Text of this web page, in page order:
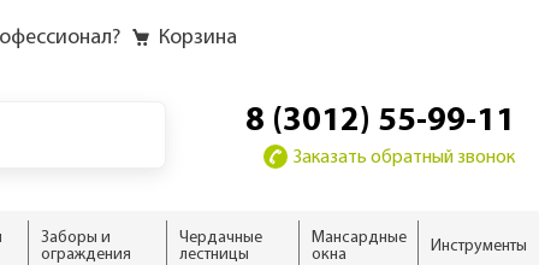
Корзина
8 (3012) 55-99-11
Заказать обратный звонок
Заборы и
ограждения
Чердачные
лестницы
Мансардные
окна
Инструменты